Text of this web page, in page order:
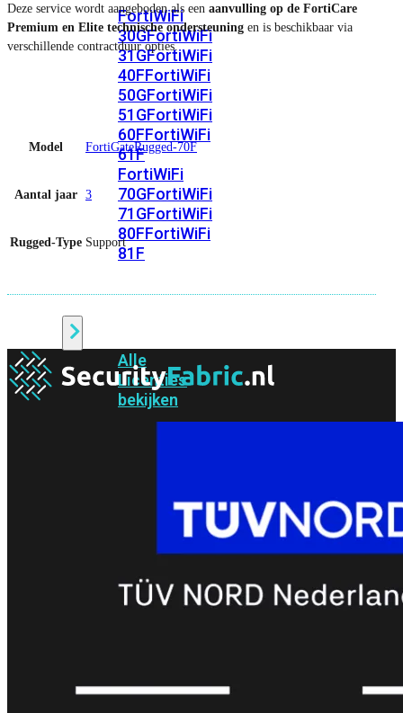
FortiWiFi
30GFortiWiFi
31GFortiWiFi
40FFortiWiFi
50GFortiWiFi
51GFortiWiFi
60FFortiWiFi
61F
FortiWiFi
70GFortiWiFi
71GFortiWiFi
80FFortiWiFi
81F
Alle
Licenties
bekijken
EssentialsFortiCare
FortiCare
FortiCare
1
Deze service wordt aangeboden als een aanvulling op de FortiCare
Premium en Elite technische ondersteuning en is beschikbaar via
verschillende contractduur opties.
Model FortiGateRugged-70F
Aantal jaar 3
Rugged-Type Support